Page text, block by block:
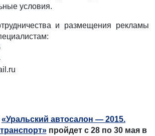
условия.
и размещения рекламы
«Уральский автосалон — 2015.
пройдет с 28 по 30 мая в